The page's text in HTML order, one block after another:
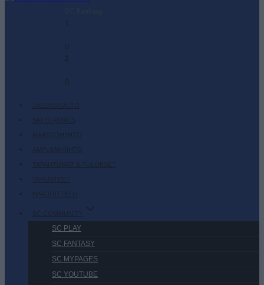
1
-
0
2
-
0
JÄSENSISÄLTÖ
SKI CLASSICS
MAASTOHIIHTO
AMPUMAHIIHTO
TAPAHTUMAT & TULOKSET
VARUSTEET
HARJOITTELU
SC COMMUNITY
SC PLAY
SC FANTASY
SC MYPAGES
SC YOUTUBE